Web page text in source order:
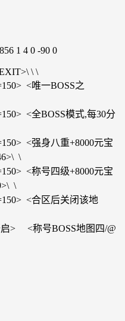
1 4 0 -90 0
\ \
<唯一BOSS之
<全BOSS模式,每30分
<强身八重+8000元宝
\
<称号四级+8000元宝
\
<合区后关闭该地
<称号BOSS地图四/@